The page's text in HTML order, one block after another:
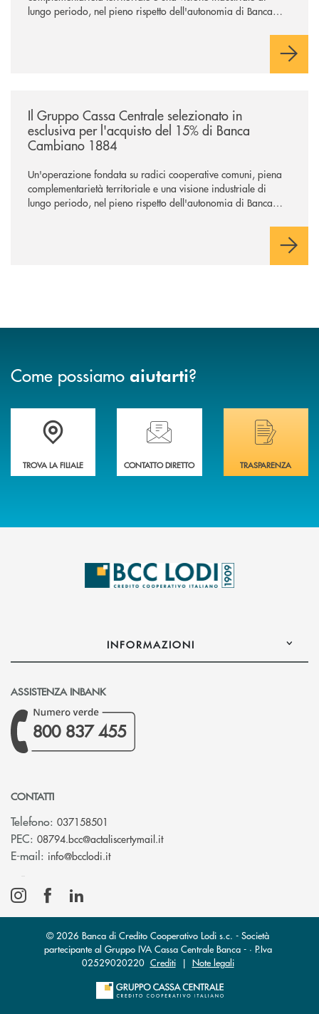
lungo periodo, nel pieno rispetto dell'autonomia di Banca
negoziazione esclusiva per la finalizzazione dell’operazione.
Il Gruppo Cassa Centrale selezionato in
esclusiva per l'acquisto del 15% di Banca
Cambiano 1884
Un'operazione fondata su radici cooperative comuni, piena
complementarietà territoriale e una visione industriale di
lungo periodo, nel pieno rispetto dell'autonomia di Banca
negoziazione esclusiva per la finalizzazione dell’operazione.
Come possiamo aiutarti?
Trova la filiale più vicina a Te
TROVA LA FILIALE
Hai bisogno di assistenza immediata?
CONTATTO DIRETTO
Hai bisogno di
TRASPARENZA
INFORMAZIONI
ASSISTENZA INBANK
800 837 455
CONTATTI
Telefono: 037158501
PEC: 08794.bcc@actaliscertymail.it(si apre l’app di posta
E-mail: info@bcclodi.it(si apre l’app di posta elettronica)
© 2026 Banca di Credito Cooperativo Lodi s.c. - Società
partecipante al Gruppo IVA Cassa Centrale Banca - · P.Iva
02529020220 Crediti| Note legali